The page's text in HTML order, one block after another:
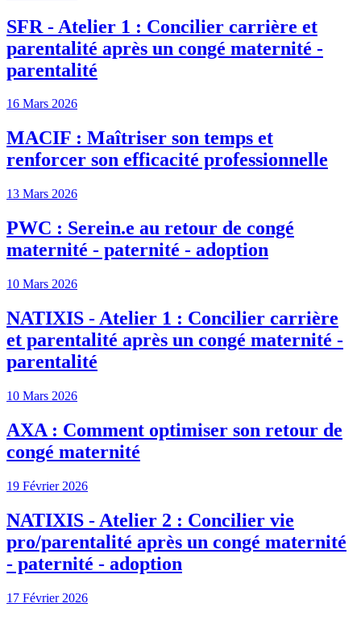
SFR - Atelier 1 : Concilier carrière et
parentalité après un congé maternité -
parentalité
16 Mars 2026
MACIF : Maîtriser son temps et
renforcer son efficacité professionnelle
13 Mars 2026
PWC : Serein.e au retour de congé
maternité - paternité - adoption
10 Mars 2026
NATIXIS - Atelier 1 : Concilier carrière
et parentalité après un congé maternité -
parentalité
10 Mars 2026
AXA : Comment optimiser son retour de
congé maternité
19 Février 2026
NATIXIS - Atelier 2 : Concilier vie
pro/parentalité après un congé maternité
- paternité - adoption
17 Février 2026